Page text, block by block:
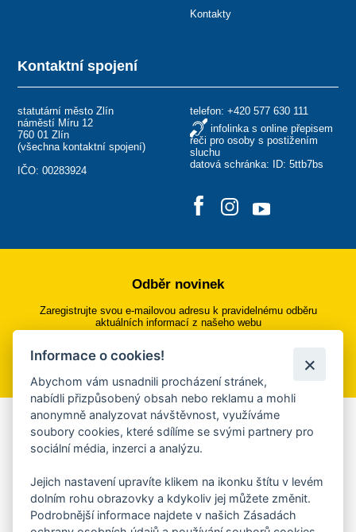
Kontaktní spojení
statutární město Zlín
náměstí Míru 12
760 01 Zlín
(všechna kontaktní spojení)
IČO: 00283924
telefon: +420 577 630 111
infolinka s online přepisem
řeči pro osoby s postižením
sluchu
datová schránka: ID: 5ttb7bs
Kontakty
Odběr novinek
Zaregistrujte svou e-mailovou adresu k pravidelnému odběru
aktuálních informací z našeho webu
Přihlásit se k odběru
Aplikace Mobilní rozhlas
Chcete dostávat do svého mobilu či mailu upozornění na
ankety, pozvánky na kulturní a sportovní akce?
Více informací o aplikaci
Informace o cookies!
Abychom vám usnadnili procházení stránek,
nabídli přizpůsobený obsah nebo reklamu a mohli
anonymně analyzovat návštěvnost, využíváme
soubory cookies, které sdílíme se svými partnery pro
sociální média, inzerci a analýzu.
Jejich nastavení upravíte klikem na ikonku štítu v levém
dolním rohu obrazovky a kdykoliv jej můžete změnit.
Podrobnější informace najdete v našich Zásadách